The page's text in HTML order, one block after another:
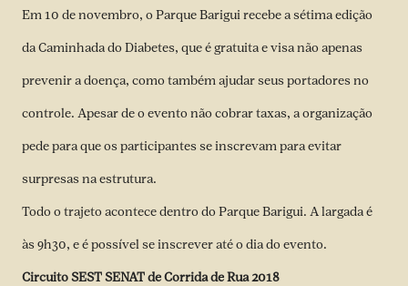
Em 10 de novembro, o Parque Barigui recebe a sétima edição
da Caminhada do Diabetes, que é gratuita e visa não apenas
prevenir a doença, como também ajudar seus portadores no
controle. Apesar de o evento não cobrar taxas, a organização
pede para que os participantes se inscrevam para evitar
surpresas na estrutura.
Todo o trajeto acontece dentro do Parque Barigui. A largada é
às 9h30, e é possível se inscrever até o dia do evento.
Circuito SEST SENAT de Corrida de Rua 2018